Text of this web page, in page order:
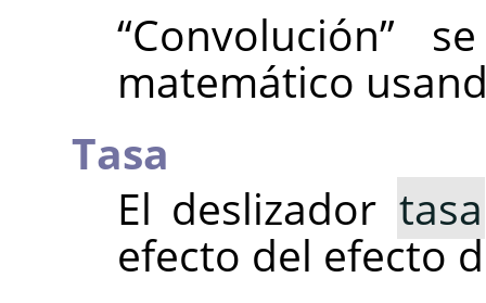
“Convolución”
matemático
Tasa
El deslizador tasa
efecto del efecto